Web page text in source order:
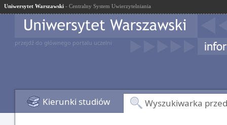
Uniwersytet Warszawski - Centralny System Uwierzytelniania
przejdź do głównego portalu uczelni
Kierunki studiów Wyszukiwarka